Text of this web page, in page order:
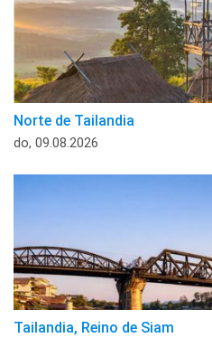
Norte de Tailandia
do, 09.08.2026
Tailandia, Reino de Siam